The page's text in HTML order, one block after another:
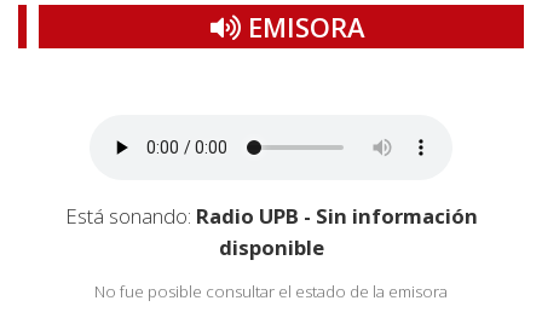
EMISORA
Está sonando: Radio UPB - Sin información
disponible
No fue posible consultar el estado de la emisora